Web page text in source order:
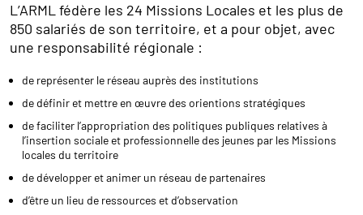
L’ARML fédère les 24 Missions Locales et les plus de
850 salariés de son territoire, et a pour objet, avec
une responsabilité régionale :
de représenter le réseau auprès des institutions
de définir et mettre en œuvre des orientions stratégiques
de faciliter l’appropriation des politiques publiques relatives à
l’insertion sociale et professionnelle des jeunes par les Missions
locales du territoire
de développer et animer un réseau de partenaires
d’être un lieu de ressources et d’observation